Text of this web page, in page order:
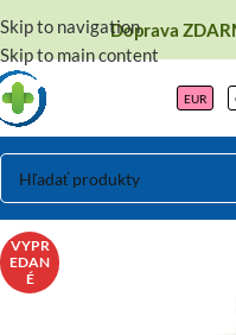
Skip to navigation
Skip to main content
Doprava
EUR
VYPR
EDAN
É